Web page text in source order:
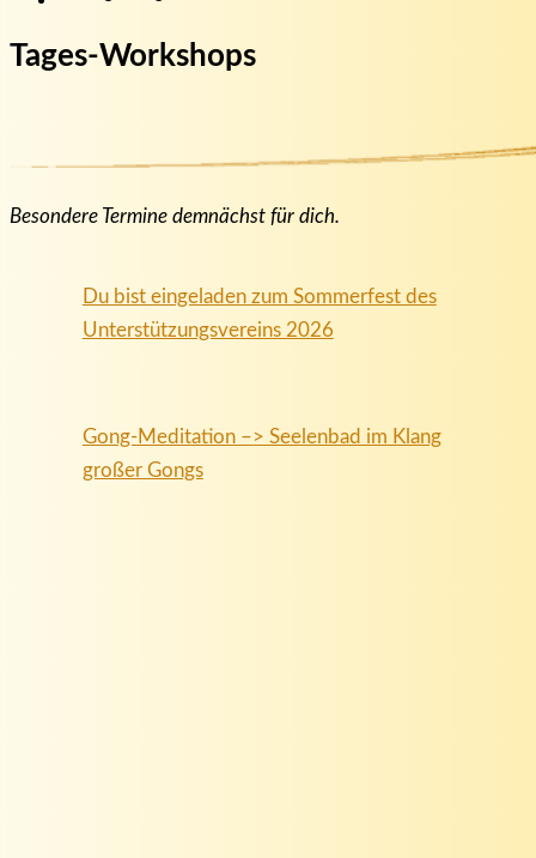
Tages-Workshops
Besondere Termine demnächst für dich.
Du bist eingeladen zum Sommerfest des
Unterstützungsvereins 2026
Gong-Meditation –> Seelenbad im Klang
großer Gongs